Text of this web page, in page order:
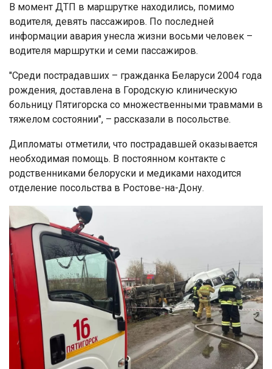
В момент ДТП в маршрутке находились, помимо
водителя, девять пассажиров. По последней
информации авария унесла жизни восьми человек –
водителя маршрутки и семи пассажиров.
"Среди пострадавших – гражданка Беларуси 2004 года
рождения, доставлена в Городскую клиническую
больницу Пятигорска со множественными травмами в
тяжелом состоянии", – рассказали в посольстве.
Дипломаты отметили, что пострадавшей оказывается
необходимая помощь. В постоянном контакте с
родственниками белоруски и медиками находится
отделение посольства в Ростове-на-Дону.